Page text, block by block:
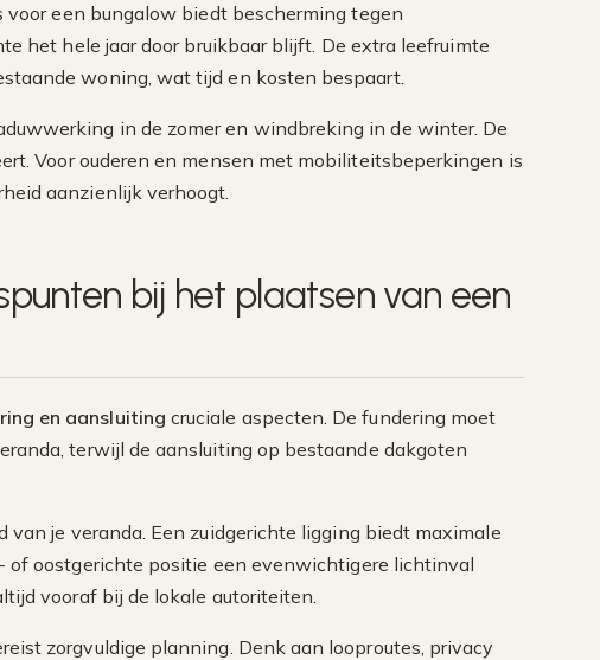
een bungalow biedt bescherming tegen
het hele jaar door bruikbaar blijft. De extra leefruimte
woning, wat tijd en kosten bespaart.
in de zomer en windbreking in de winter. De
Voor ouderen en mensen met mobiliteitsbeperkingen is
aanzienlijk verhoogt.
bij het plaatsen van een
en aansluiting cruciale aspecten. De fundering moet
terwijl de aansluiting op bestaande dakgoten
je veranda. Een zuidgerichte ligging biedt maximale
of oostgerichte positie een evenwichtigere lichtinval
vooraf bij de lokale autoriteiten.
zorgvuldige planning. Denk aan looproutes, privacy